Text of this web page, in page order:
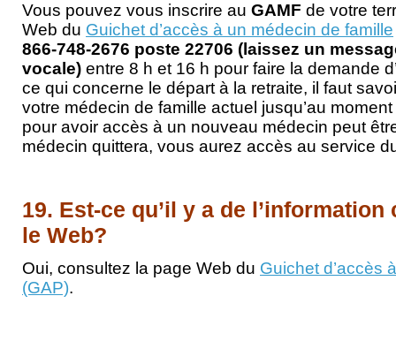
Vous pouvez vous inscrire au GAMF de votre
Web du Guichet d’accès à un médecin de famille
866-748-2676 poste 22706 (laissez un
vocale) entre 8 h et 16 h pour faire la demande
ce qui concerne le départ à la retraite, il faut
votre médecin de famille actuel jusqu’au
pour avoir accès à un nouveau médecin peut
médecin quittera, vous aurez accès au service
19. Est-ce qu’il y a de
le Web?
Oui, consultez la page Web du Guichet d’accès
(GAP).